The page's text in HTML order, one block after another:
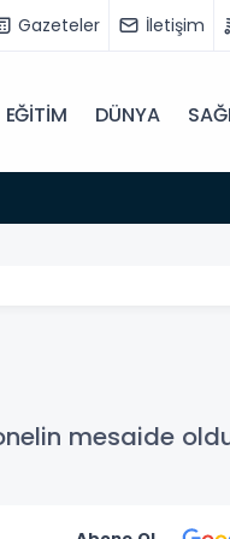
Gazeteler İletişim
EĞİTİM DÜNYA
mesaide